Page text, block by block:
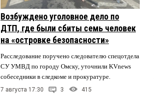
Возбуждено уголовное дело по
ДТП, где были сбиты семь человек
на «островке безопасности»
Расследование поручено следователю спецотдела
СУ УМВД по городу Омску, уточнили KVnews
собеседники в следкоме и прокуратуре.
7 августа 17:30 3 415